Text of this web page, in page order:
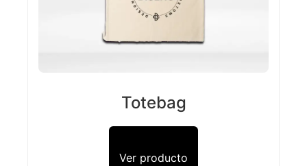
Totebag
Ver producto